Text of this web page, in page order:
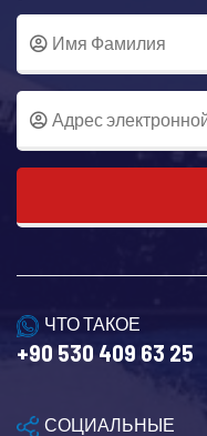
ЧТО ТАКОЕ
+90 530 409 63 25
СОЦИАЛЬНЫЕ